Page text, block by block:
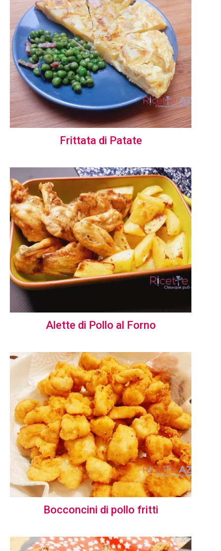
Frittata di Patate
Alette di Pollo al Forno
Bocconcini di pollo fritti